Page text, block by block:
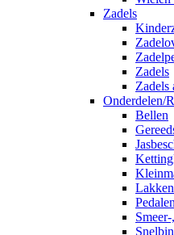
Zadels
Zadels
Zadels
Onderdelen/
Bellen